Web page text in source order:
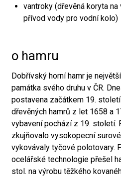
vantroky (dřevěná koryta
přívod vody pro vodní kolo)
o hamru
Dobřívský horní hamr je
památka svého druhu v ČR.
postavena začátkem 19.
dřevěných hamrů z let 1658 a
vybavení pochází z 19. století.
zkujňovalo vysokopecní
vykovávaly tyčové polotovary.
ocelářské technologie přešel
stol. na výrobu těžkého